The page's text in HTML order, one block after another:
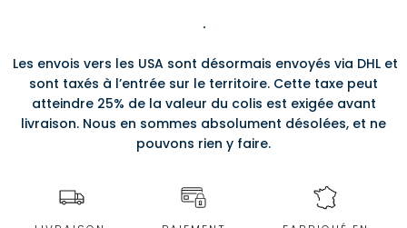
.
Les envois vers les USA sont désormais envoyés via DHL et
sont taxés à l’entrée sur le territoire. Cette taxe peut
atteindre 25% de la valeur du colis est exigée avant
livraison. Nous en sommes absolument désolées, et ne
pouvons rien y faire.